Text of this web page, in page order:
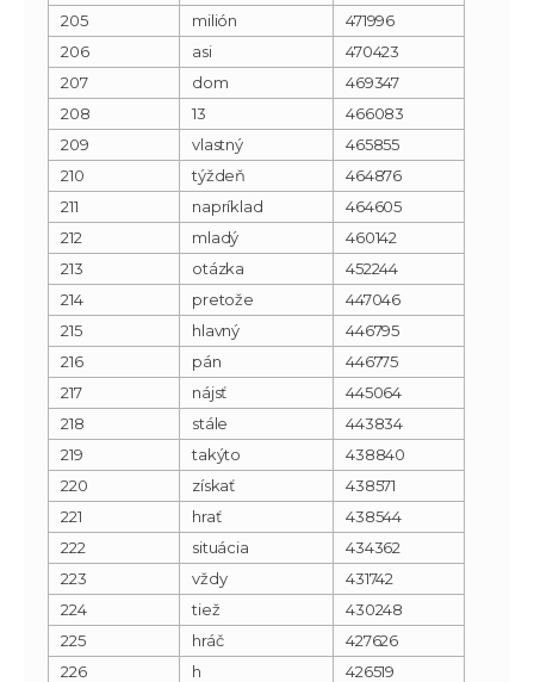
205
milión
471996
206
asi
470423
207
dom
469347
208
13
466083
209
vlastný
465855
210
týždeň
464876
211
napríklad
464605
212
mladý
460142
213
otázka
452244
214
pretože
447046
215
hlavný
446795
216
pán
446775
217
nájsť
445064
218
stále
443834
219
takýto
438840
220
získať
438571
221
hrať
438544
222
situácia
434362
223
vždy
431742
224
tiež
430248
225
hráč
427626
226
h
426519